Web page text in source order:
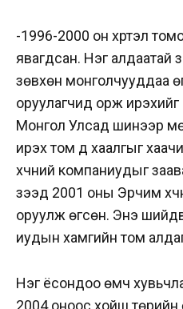
-1996-2000 он хүртэл
явагдсан. Нэг алдаатай
зөвхөн монголчууддаа
оруулагчид орж
Монгол Улсад шинээр
ирэх том үүд хаалгыг
хүчний компаниудыг
үзээд 2001 оны Эрчим
оруулж өгсөн. Энэ
иудын хамгийн том
Нэг ёсондоо өмч
2004 оноос хойш